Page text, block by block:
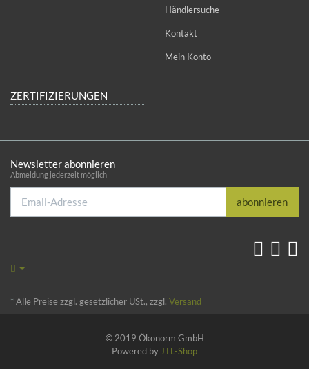
Händlersuche
Kontakt
Mein Konto
ZERTIFIZIERUNGEN
Newsletter abonnieren
Abmeldung jederzeit möglich
Adresse
abonnieren
* Alle Preise zzgl. gesetzlicher USt., zzgl. Versand
© 2019 Ökonorm GmbH
Powered byJTL-Shop